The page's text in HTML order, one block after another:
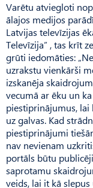
Varētu atviegloti
ālajos medijos
Latvijas televīzijas
Televīzija” , tas krīt
grūti iedomāties:
uzrakstu vienkārši
izskanēja
vecumā ar ēku un
piestiprinājumus, lai
uz galvas. Kad
piestiprinājumi
nav nevienam
portāls būtu
saprotamu
veids, lai it kā